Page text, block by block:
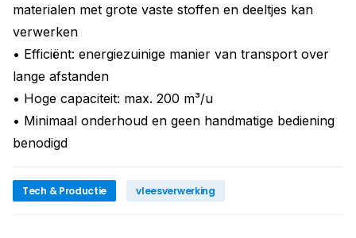
materialen met grote vaste stoffen en deeltjes kan
verwerken
• Efficiënt: energiezuinige manier van transport over
lange afstanden
• Hoge capaciteit: max. 200 m³/u
• Minimaal onderhoud en geen handmatige bediening
benodigd
Tech & Productie vleesverwerking